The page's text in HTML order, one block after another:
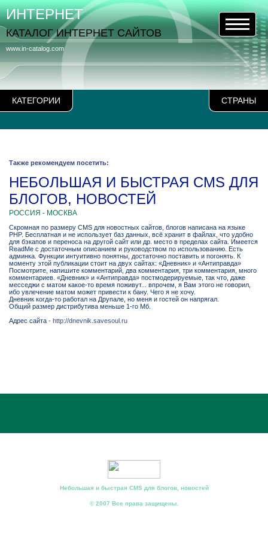
КАТЕГОРИИ СТРАНЫ
www.in-catalog.com
ИНТЕРНЕТ
КАТАЛОГ ИНТЕРНЕТ САЙТОВ
Также рекомендуем посетить:
НЕБОЛЬШАЯ И БЫСТРАЯ CMS ДЛЯ
БЛОГОВ, НОВОСТЕЙ
РОССИЯ - МОСКВА
Скромная по размеру CMS для новостных сайтов, блогов написана на языке
PHP. Бесплатная и не использует баз данных, всё хранит в файлах, что удобно
для бэкапов и переноса на другой сайт или др. место в пределах сайта. Имеется
ReadMe с достаточным описанием и руководством по использованию. Есть
админка. Функции интуитивно понятны, достаточно поставить и погонять. К
моменту этой публикации стоит на двух сайтах: «Дневник» и «Антиправда»
Посмотрите, напишите комментарий, два комментария, три комментария, много
комментариев. «Дневник» и «Антиправда» постмодерируемые, так что, даже
месседжи с матом какое-то время поживут... впрочем, я Вам этого не говорил,
ибо увлечение матом может привести к бану. Чего я не хочу.
Дневник когда-то работал на Друпале, но меня и гостей он напрягал.
Общий размер дистрибутива меньше 1-го Мб.
Адрес сайта - http://dnevnik.savesoul.ru
Небольшая и быстрая CMS для блогов, новостей
© 2007 Все права защищены.